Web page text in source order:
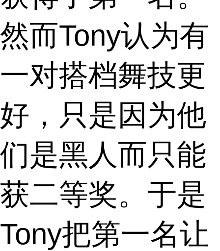
然而Tony认为有
一对搭档舞技更
好，只是因为他
们是黑人而只能
获二等奖。于是
Tony把第一名让